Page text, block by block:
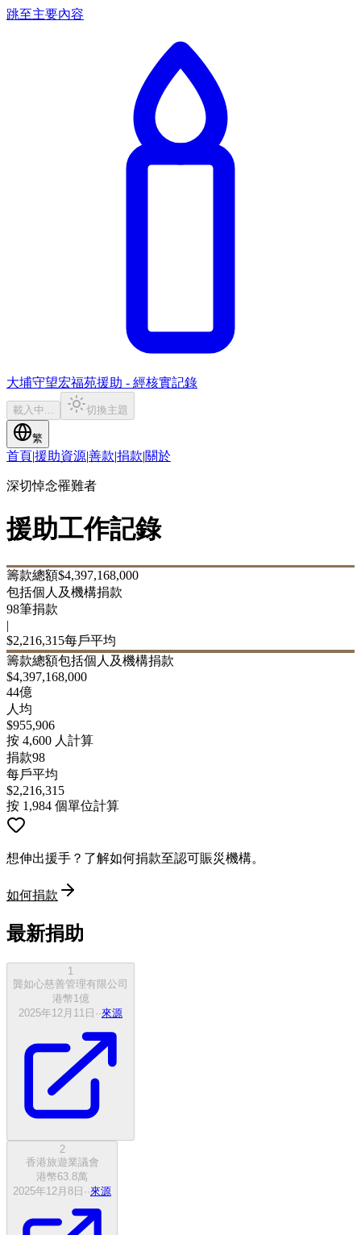
跳至主要內容
大埔守望宏福苑援助 - 經核實記錄
載入中... 切換主題
繁
首頁|援助資源|善款|捐款|關於
深切悼念罹難者
援助工作記錄
籌款總額$4,397,168,000
包括個人及機構捐款
98筆捐款
|
$2,216,315每戶平均
籌款總額包括個人及機構捐款
$4,397,168,000
44億
人均
$955,906
按 4,600 人計算
捐款98
每戶平均
$2,216,315
按 1,984 個單位計算
想伸出援手？了解如何捐款至認可賑災機構。
如何捐款
最新捐助
1
龔如心慈善管理有限公司
港幣1億
2025年12月11日 ··來源
2
香港旅遊業議會
港幣63.8萬
2025年12月8日 ··來源